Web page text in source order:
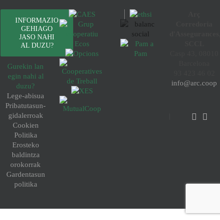
INFORMAZIO
GEHIAGO
JASO NAHI
AL DUZU?
Gurekin lan
egin nahi al
duzu?
Lege-abisua
Pribatutasun-
gidalerroak
Cookien
Politika
Erosteko
baldintza
orokorrak
Gardentasun
politika
info@arc.coop